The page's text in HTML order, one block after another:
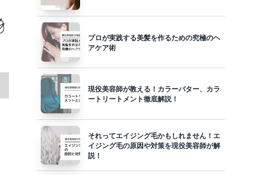
プロが実践する美髪を作るための究極のヘ
アケア術
現役美容師が教える！カラーバター、カラ
ートリートメント徹底解説！
それってエイジング毛かもしれません！エ
イジング毛の原因や対策を現役美容師が解
説！